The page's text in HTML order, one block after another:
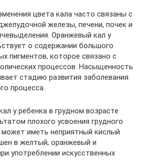
цвета кала часто связаны с
железы, печени, почек и
Оранжевый кал у
о содержании большого
пигментов, которое связано с
процессов. Насыщенность
стадию развития заболевания
процесса.
у ребенка в грудном возрасте
плохого усвоения грудного
иметь неприятный кислый
в желтый, оранжевый и
употреблении искусственных